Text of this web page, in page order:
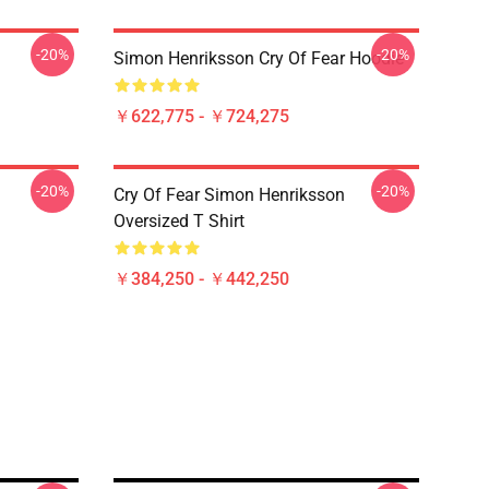
-20% Simon Henriksson Cry Of Fear Hoodie
￥622,775 - ￥724,275
-20%
-20%
Cry Of Fear Simon Henriksson
Oversized T Shirt
￥384,250 - ￥442,250
-20%